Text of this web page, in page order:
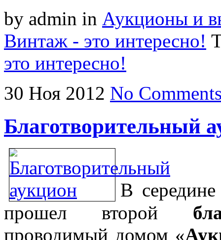
by admin in Аукционы и
Винтаж - это интересно!
это интересно!
30 Ноя 2012 No
Благотворительный
В
прошел второй
проводимый домом «